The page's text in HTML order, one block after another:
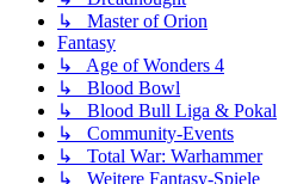
↳ Master of Orion
Fantasy
↳ Age of Wonders 4
↳ Blood Bowl
↳ Blood Bull Liga & Pokal
↳ Community-Events
↳ Total War: Warhammer
↳ Weitere Fantasy-Spiele